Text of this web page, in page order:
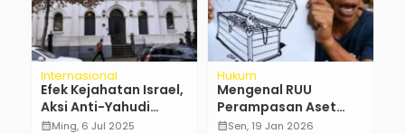
Internasional
Efek Kejahatan Israel,
Aksi Anti-Yahudi
Makin Melebar di
calendar_monthMing, 6 Jul 2025
Hukum
Mengenal RUU
Perampasan Aset
yang Mandek 15
calendar_monthSen, 19 Jan 2026